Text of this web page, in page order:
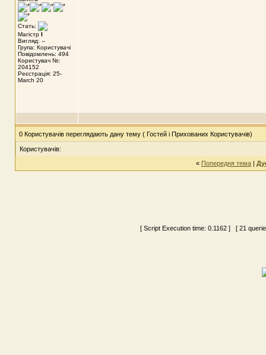
Стать:
Магістр I
Вигляд: --
Група: Користувачі
Повідомлень: 494
Користувач №:
204152
Реєстрація: 25-
March 20
0 Користувачів переглядають дану тему ( Гостей і Прихованих Користувачів)
Користувачів:
« Попередня тема |
[ Script Execution time: 0.1162 ] [ 21